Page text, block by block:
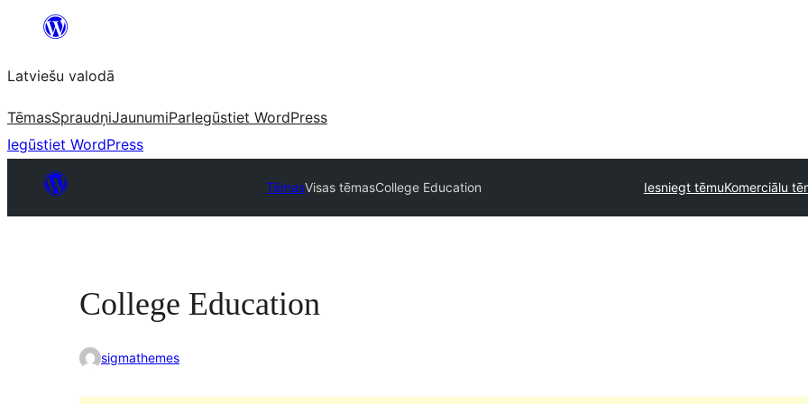
Pāriet
saturu
Latviešu valodā
TēmasSpraudņiJaunumiParIegūstiet WordPress
Iegūstiet WordPress
TēmasVisas tēmasCollege Education Iesniegt tēmuKomerciālu
College Education
sigmathemes